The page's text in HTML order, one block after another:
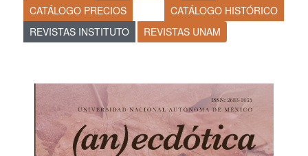
CATÁLOGO PRECIOS
CATÁLOGO HISTÓRICO
REVISTAS INSTITUTO
REVISTAS UNAM